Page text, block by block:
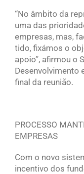
“No âmbito da
uma das
empresas, mas,
tido, fixámos o
apoio”, afirmou o
Desenvolvimento
final da reunião.
PROCESSO
EMPRESAS
Com o novo
incentivo dos